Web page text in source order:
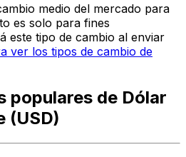
medio del mercado para
es solo para fines
este tipo de cambio al enviar
ver los tipos de cambio de
populares de Dólar
(USD)